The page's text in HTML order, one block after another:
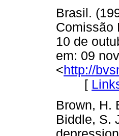
Brasil.
Comissão
10 de
em: 09
<http://
[
Brown, H.
Biddle, S.